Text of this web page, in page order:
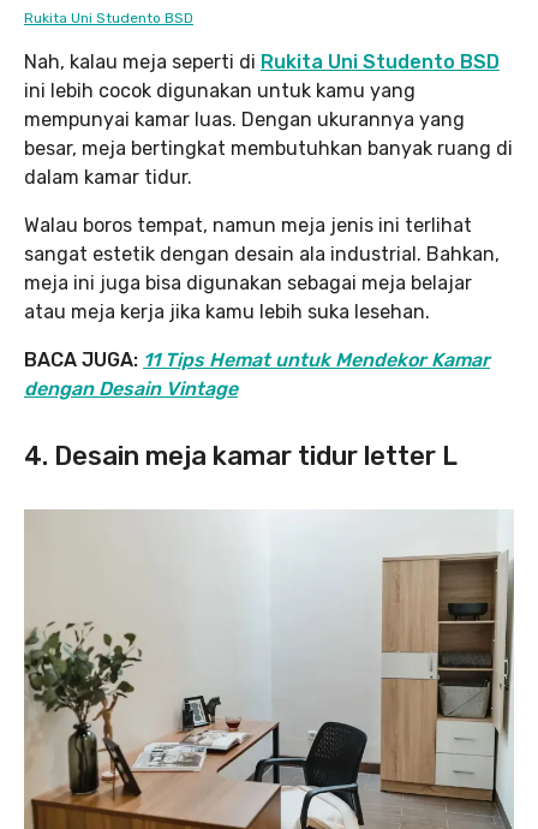
Rukita Uni Studento BSD
Nah, kalau meja seperti di Rukita Uni Studento BSD
ini lebih cocok digunakan untuk kamu yang
mempunyai kamar luas. Dengan ukurannya yang
besar, meja bertingkat membutuhkan banyak ruang di
dalam kamar tidur.
Walau boros tempat, namun meja jenis ini terlihat
sangat estetik dengan desain ala industrial. Bahkan,
meja ini juga bisa digunakan sebagai meja belajar
atau meja kerja jika kamu lebih suka lesehan.
BACA JUGA: 11 Tips Hemat untuk Mendekor Kamar
dengan Desain Vintage
4. Desain meja kamar tidur letter L